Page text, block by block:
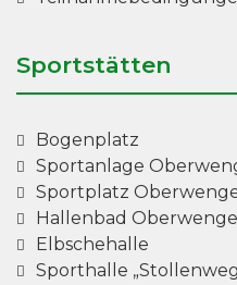
Sportstätten
Bogenplatz
Sportanlage
Sportplatz
Hallenbad
Elbschehalle
Sporthalle